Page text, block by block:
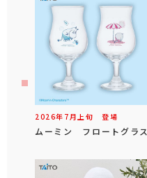
2026年 7 月 上旬 登場
ムーミン フロートグラス